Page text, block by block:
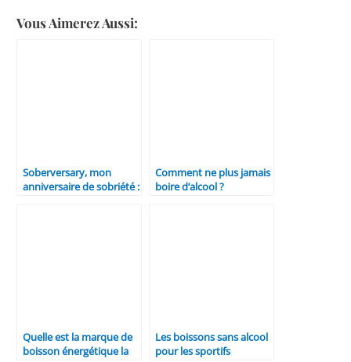
Vous Aimerez Aussi:
Soberversary, mon
anniversaire de sobriété :
Comment ne plus jamais
boire d’alcool ?
Quelle est la marque de
boisson énergétique la
Les boissons sans alcool
pour les sportifs